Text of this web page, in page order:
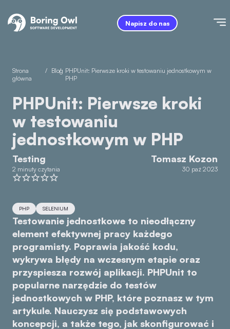
Napisz do nas
Strona
główna
/ Blog
/
PHPUnit: Pierwsze kroki w testowaniu jednostkowym w
PHP
PHPUnit: Pierwsze kroki
w testowaniu
jednostkowym w PHP
Testing
2 minuty czytania
Tomasz Kozon
30 paź 2023
PHP SELENIUM
Testowanie jednostkowe to nieodłączny
element efektywnej pracy każdego
programisty. Poprawia jakość kodu,
wykrywa błędy na wczesnym etapie oraz
przyspiesza rozwój aplikacji. PHPUnit to
popularne narzędzie do testów
jednostkowych w PHP, które poznasz w tym
artykule. Nauczysz się podstawowych
koncepcji, a także tego, jak skonfigurować i